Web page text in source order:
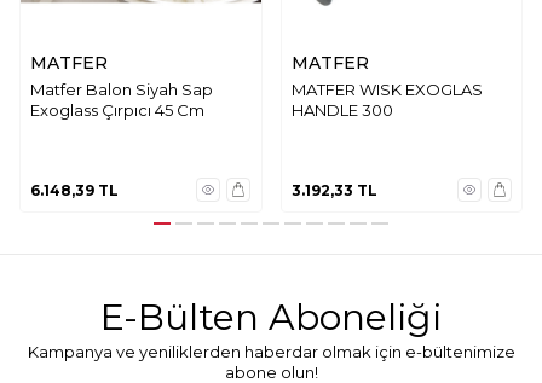
MATFER
Matfer Balon Siyah Sap
Exoglass Çırpıcı 45 Cm
6.148,39 TL
MATFER
MATFER WISK EXOGLAS
HANDLE 300
3.192,33 TL
E-Bülten Aboneliği
Kampanya ve yeniliklerden haberdar olmak için e-bültenimize
abone olun!